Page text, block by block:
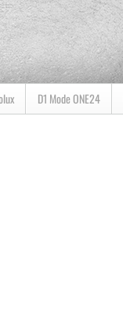
D1 Mode ONE24